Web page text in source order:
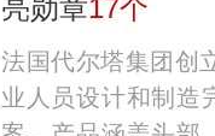
亮勋章17个
法国代尔塔集团创
业人员设计和制造